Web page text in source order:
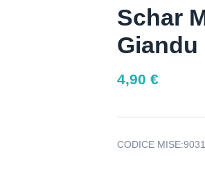
Schar
Giandu
4,90 €
CODICE MISE: